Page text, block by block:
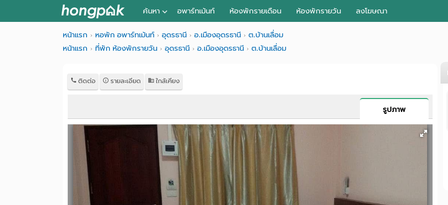
ค้นหา
หอพัก ใกล้ฉัน
ค้นจากสถานีรถไฟฟ้า
ค้นแบบละเอียด
อพาร์ทเม้นท์ ห้องพักรายเดือน ห้องพักรายวัน ลงโฆษณา
หน้าแรก หอพัก อพาร์ทเม้นท์ อุดรธานี อ.เมืองอุดรธานี
ต.บ้านเลื่อม
หน้าแรก
ที่พัก ห้องพักรายวัน อุดรธานี อ.เมืองอุดรธานี ต.บ้านเลื่อม
ติดต่อ รายละเอียด ใกล้เคียง
รูปภาพ